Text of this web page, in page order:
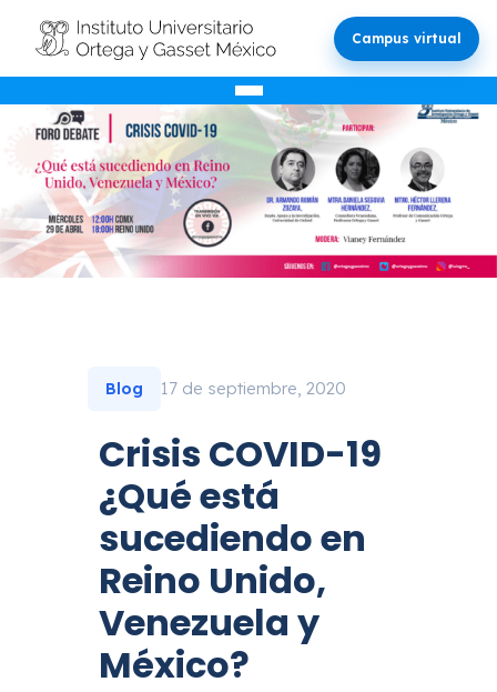
Campus virtual
Blog 17 de septiembre, 2020
Crisis COVID-19
¿Qué está
sucediendo en
Reino Unido,
Venezuela y
México?